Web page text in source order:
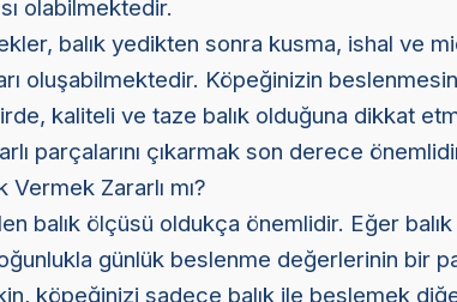
olabilmektedir.
balık yedikten sonra kusma, ishal ve
oluşabilmektedir. Köpeğinizin
kaliteli ve taze balık olduğuna dikkat
parçalarını çıkarmak son derece
Vermek Zararlı mı?
balık ölçüsü oldukça önemlidir. Eğer
günlük beslenme değerlerinin bir
köpeğinizi sadece balık ile beslemek